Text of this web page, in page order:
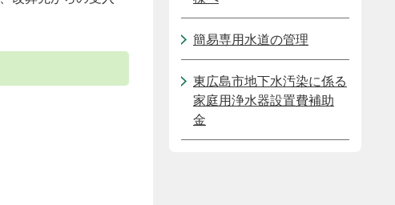
簡易専用水道の管理
東広島市地下水汚染に係る
家庭用浄水器設置費補助
金